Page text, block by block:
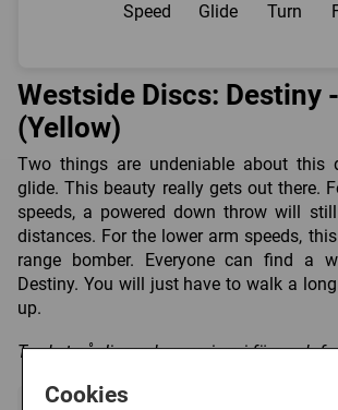
Cookies
Speed Glide Turn
Westside Discs: Destiny
(Yellow)
Two things are undeniable about this
glide. This beauty really gets out there.
speeds, a powered down throw will
distances. For the lower arm speeds,
range bomber. Everyone can find a
Destiny. You will just have to walk a
up.
Trycket på discen kan variera i färg och